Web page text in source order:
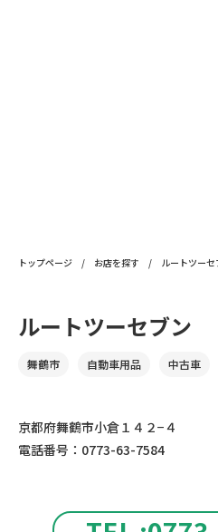
トップページ / お店を探す / ルートツーセ
ルートツーセブン
舞鶴市 自動車用品 中古車
京都府舞鶴市小倉１４２−４
電話番号：0773-63-7584